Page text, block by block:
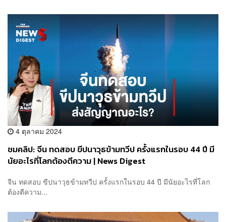
4 ตุลาคม 2024
ชมคลิป: จีน ทดสอบ ขีปนาวุธข้ามทวีป ครั้งแรกในรอบ 44 ปี มี
นัยอะไรที่โลกต้องตีความ | News Digest
จีน ทดสอบ ขีปนาวุธข้ามทวีป ครั้งแรกในรอบ 44 ปี มีนัยอะไรที่โลก
ต้องตีความ...